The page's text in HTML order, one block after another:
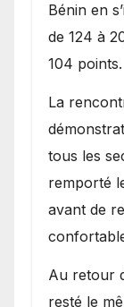
Bénin en
de 124 à
104 points.
La
tous les
remporté
avant de
Au retour
resté le